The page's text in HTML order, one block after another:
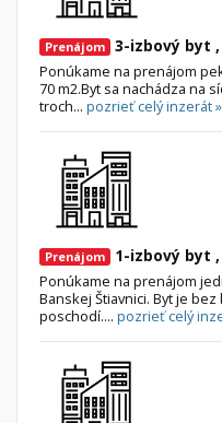
Prenájom 3-izbový byt ,
Ponúkame na prenájom
70 m2.Byt sa nachádza na
troch... pozrieť celý inzerát »
Prenájom 1-izbový byt
Ponúkame na prenájom
Banskej Štiavnici. Byt je
poschodí.... pozrieť celý